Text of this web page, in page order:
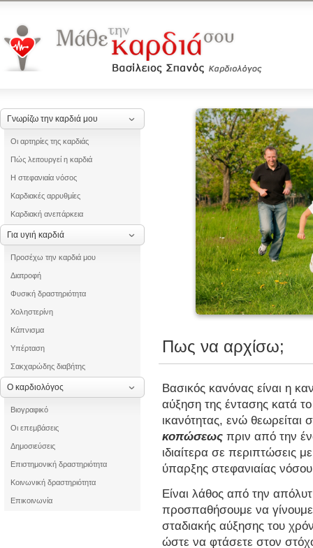
Γνωρίζω την καρδιά μου
Οι αρτηρίες της καρδιάς
Πώς λειτουργεί η καρδιά
Η στεφανιαία νόσος
Καρδιακές αρρυθμίες
Καρδιακή ανεπάρκεια
Για υγιή καρδιά
Προσέχω την καρδιά μου
Διατροφή
Φυσική δραστηριότητα
Χοληστερίνη
Κάπνισμα
Υπέρταση
Σακχαρώδης διαβήτης
Ο καρδιολόγος
Βιογραφικό
Οι επεμβάσεις
Δημοσιεύσεις
Επιστημονική δραστηριότητα
Κοινωνική δραστηριότητα
Επικοινωνία
Πως να αρχίσω;
Βασικός κανόνας είναι η
αύξηση της έντασης κατά
ικανότητας, ενώ θεωρείται
κοπώσεως πριν από την
ιδιαίτερα σε περιπτώσεις
ύπαρξης στεφανιαίας
Είναι λάθος από την
προσπαθήσουμε να
σταδιακής αύξησης του
ώστε να φτάσετε στον